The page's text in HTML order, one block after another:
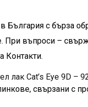
България с бърза
При въпроси –
Контакти.
лак Cat’s Eye 9D –
свързани с